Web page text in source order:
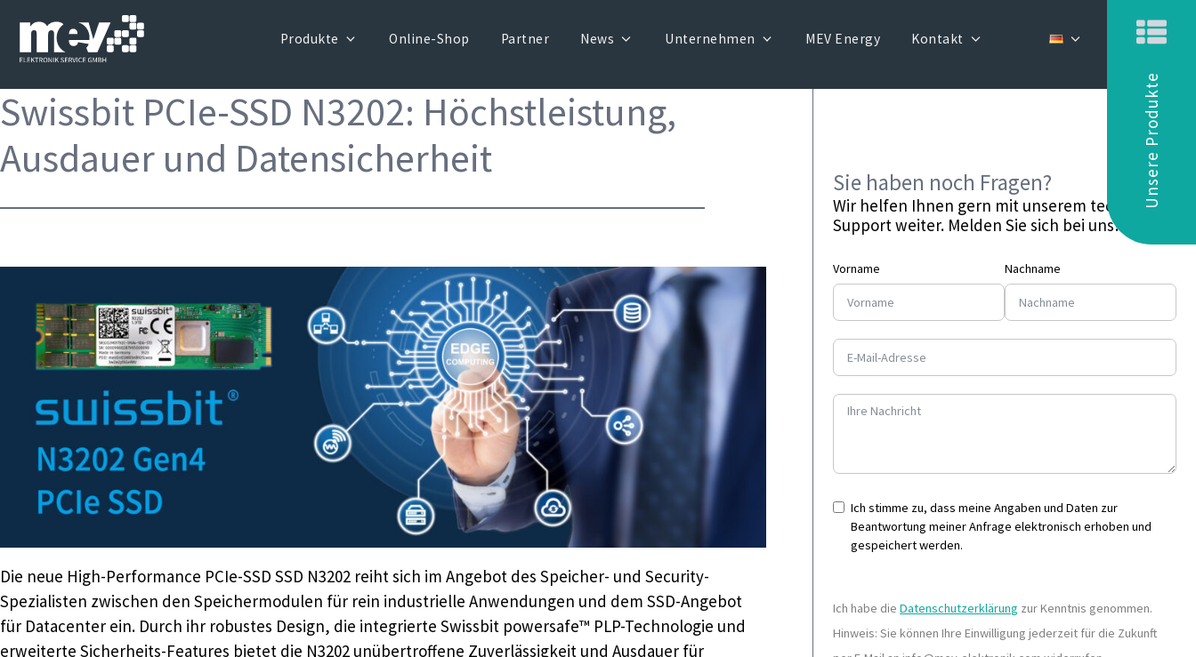
Produkte Online-Shop Partner News Unternehmen MEV Energy Kontakt
Unsere Produkte
Swissbit PCIe-SSD N3202: Höchstleistung,
Ausdauer und Datensicherheit
Die neue High-Performance PCIe-SSD SSD N3202 reiht sich im Angebot des Speicher- und Security-
Spezialisten zwischen den Speichermodulen für rein industrielle Anwendungen und dem SSD-Angebot
für Datacenter ein. Durch ihr robustes Design, die integrierte Swissbit powersafe™ PLP-Technologie und
erweiterte Sicherheits-Features bietet die N3202 unübertroffene Zuverlässigkeit und Ausdauer für
Sie haben noch Fragen?
Wir helfen Ihnen gern mit unserem technischen
Support weiter. Melden Sie sich bei uns!
Vorname Nachname
Ich stimme zu, dass meine Angaben und Daten zur
Beantwortung meiner Anfrage elektronisch erhoben und
gespeichert werden.
Ich habe dieDatenschutzerklärung zur Kenntnis genommen.
Hinweis: Sie können Ihre Einwilligung jederzeit für die Zukunft